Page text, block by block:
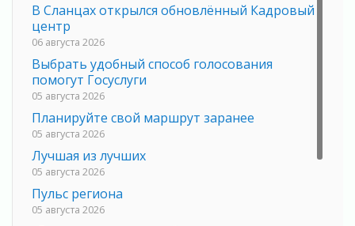
В Сланцах открылся обновлённый Кадровый
центр
06 августа 2026
Выбрать удобный способ голосования
помогут Госуслуги
05 августа 2026
Планируйте свой маршрут заранее
05 августа 2026
Лучшая из лучших
05 августа 2026
Пульс региона
05 августа 2026